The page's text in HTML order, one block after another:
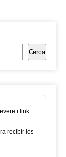
Cerca
i link
recibir los